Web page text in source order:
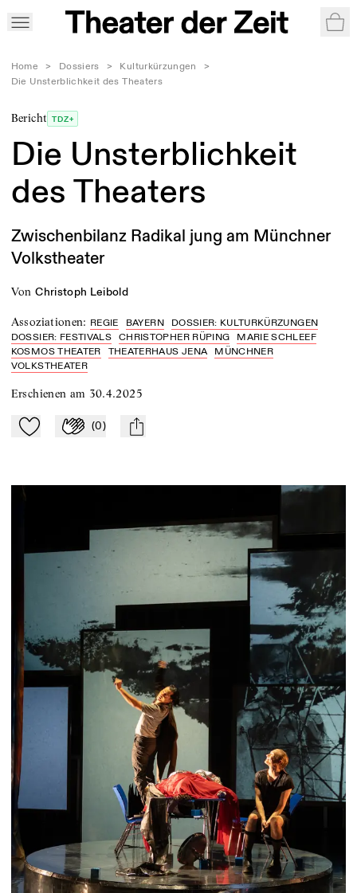
Home > Dossiers > Kulturkürzungen
>
Die Unsterblichkeit des Theaters
Bericht TDZ+
Die Unsterblichkeit
des Theaters
Zwischenbilanz Radikal jung am Münchner
Volkstheater
von Christoph Leibold
Assoziationen: REGIE BAYERN
DOSSIER: KULTURKÜRZUNGEN
DOSSIER: FESTIVALS
CHRISTOPHER RÜPING
MARIE SCHLEEF
KOSMOS THEATER
THEATERHAUS JENA
MÜNCHNER
VOLKSTHEATER
Erschienen am 30.4.2025
Zu Mein-TdZ hinzufügen
Applaudieren
(0) mail